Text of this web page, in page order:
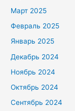
Март 2025
Февраль 2025
Январь 2025
Декабрь 2024
Ноябрь 2024
Октябрь 2024
Сентябрь 2024